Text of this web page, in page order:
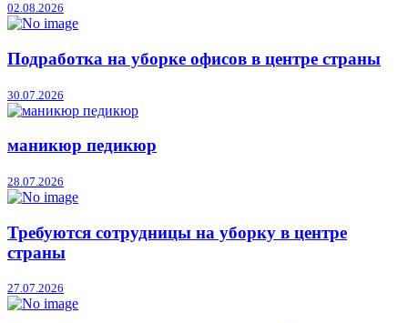
02.08.2026
Подработка на уборке офисов в центре страны
30.07.2026
маникюр педикюр
28.07.2026
Требуются сотрудницы на уборку в центре
страны
27.07.2026